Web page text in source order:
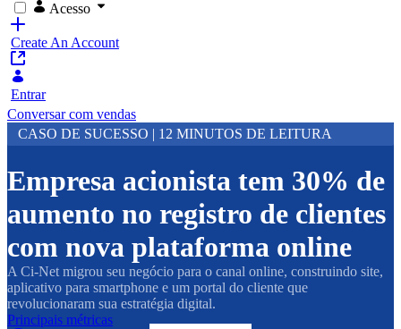
Acesso
Create An Account
Entrar
Conversar com vendas
CASO DE SUCESSO | 12 MINUTOS DE LEITURA
Empresa acionista tem 30% de
aumento no registro de clientes
com nova plataforma online
A Ci-Net migrou seu negócio para o canal online, construindo site,
aplicativo para smartphone e um portal do cliente que
revolucionaram sua estratégia digital.
Principais métricas